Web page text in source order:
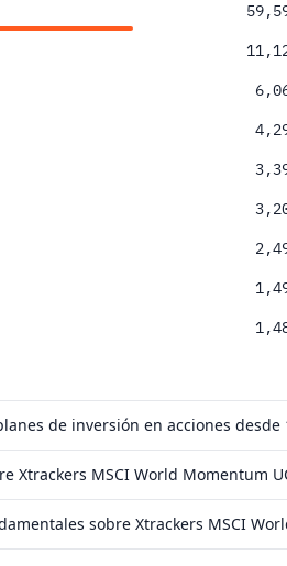
de inversión en acciones desde
Xtrackers MSCI World Momentum
sobre Xtrackers MSCI